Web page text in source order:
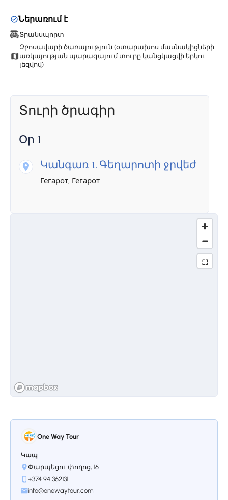
Ներառում է
Տրանսպորտ
Զբոսավարի ծառայություն (օտարախոս մասնակիցների
առկայության պարագայում տուրը կանցկացվի երկու
լեզվով)
Տուրի ծրագիր
Օր 1
Կանգառ 1. Գեղարոտի ջրվեժ
Гегарот, Гегарот
One Way Tour
Կապ
Փարպեցու փողոց, 16
+374 94 362131
info@onewaytour.com